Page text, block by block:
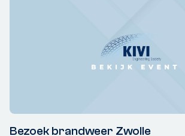
Bezoek brandweer Zwolle